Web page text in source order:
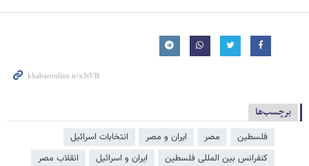
برچسب‌ها
فلسطین مصر ایران و مصر
انتخابات اسرائیل
کنفرانس بین المللی فلسطین
ایران و اسرائیل انقلاب مصر